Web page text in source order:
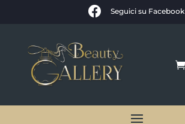
 Seguici su Facebook